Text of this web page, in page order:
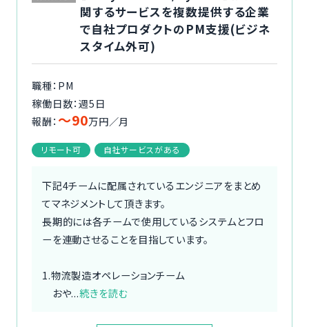
関するサービスを複数提供する企業
で自社プロダクトのPM支援(ビジネ
スタイム外可)
職種：PM
稼働日数：週5日
報酬： 〜90万円／月
リモート可 自社サービスがある
下記4チームに配属されているエンジニアをまとめ
てマネジメントして頂きます。
長期的には各チームで使用しているシステムとフロ
ーを連動させることを目指しています。
1.物流製造オペレーションチーム
おや...続きを読む